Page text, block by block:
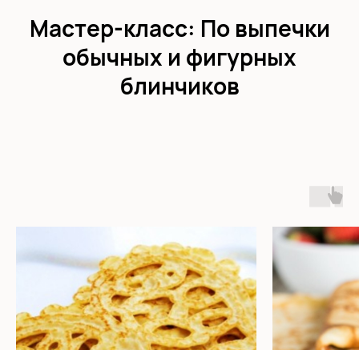
Мастер-класс: По выпечки
обычных и фигурных
блинчиков